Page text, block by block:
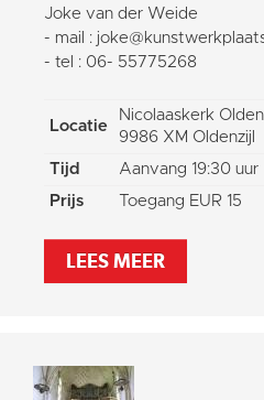
Joke van der Weide
- mail :
- tel : 06- 55775268
Locatie
Nicolaaskerk
9986 XM Oldenzijl
Tijd
Aanvang 19:30 uur
Prijs
Toegang EUR 15
LEES MEER